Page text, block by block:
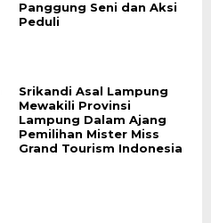
Panggung Seni dan Aksi
Peduli
Srikandi Asal Lampung
Mewakili Provinsi
Lampung Dalam Ajang
Pemilihan Mister Miss
Grand Tourism Indonesia